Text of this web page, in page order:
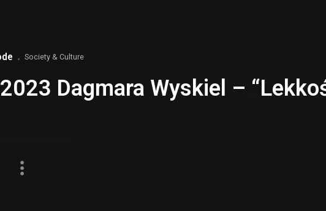
Society & Culture
Dagmara Wyskiel –